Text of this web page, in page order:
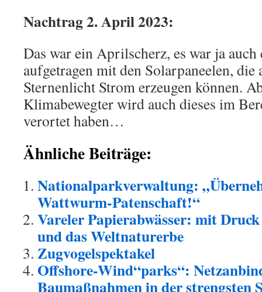
Nachtrag 2. April 2023:
Das war ein Aprilscherz, es war ja
aufgetragen mit den Solarpaneelen,
Sternenlicht Strom erzeugen können.
Klimabewegter wird auch dieses im
verortet haben…
Ähnliche Beiträge:
Nationalparkverwaltung:
Wattwurm-Patenschaft!“
Vareler Papierabwässer: mit
und das Weltnaturerbe
Zugvogelspektakel
Offshore-Wind“parks“:
Baumaßnahmen in der strengsten